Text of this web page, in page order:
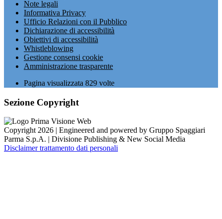
Note legali
Informativa Privacy
Ufficio Relazioni con il Pubblico
Dichiarazione di accessibilità
Obiettivi di accessibilità
Whistleblowing
Gestione consensi cookie
Amministrazione trasparente
Pagina visualizzata 829 volte
Sezione Copyright
Copyright 2026 | Engineered and powered by Gruppo Spaggiari
Parma S.p.A. | Divisione Publishing & New Social Media
Disclaimer trattamento dati personali